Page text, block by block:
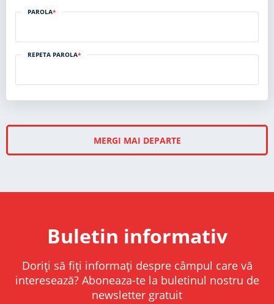
PAROLA*
REPETA PAROLA*
MERGI MAI DEPARTE
Buletin informativ
Doriți să fiți informați despre câmpul care vă
interesează? Aboneaza-te la buletinul nostru de
newsletter gratuit